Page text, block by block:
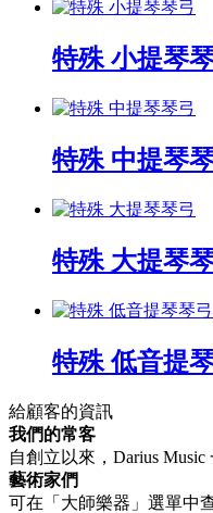
特殊 小提琴
特殊 中提琴
特殊 大提琴
特殊 低音提
給顧客的資訊
我們的常客
自創立以來，Darius
藝術家們
可在「大師樂器」選單中